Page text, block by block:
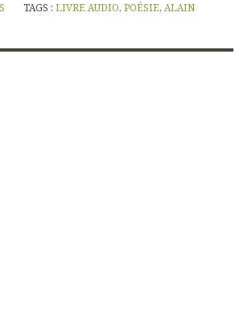
TAGS :LIVRE AUDIO,POÉSIE,ALAIN